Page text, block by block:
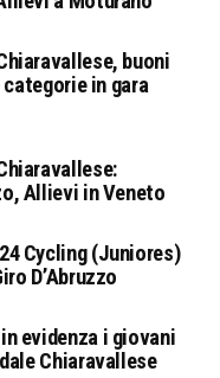
buoni
in gara
Allievi in Veneto
Cycling (Juniores)
D’Abruzzo
evidenza i giovani
Chiaravallese